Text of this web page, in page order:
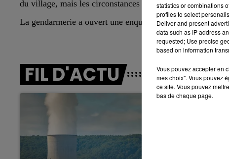
15h00 - 19h00
LE CLUB CHAMPAGNE FM
du village, mais les circonstances précises de son décès
La gendarmerie a ouvert une enquête.
FIL D'ACTU
LA POP MACHINE - CHAMPAGNE
statistics or combinations
profiles to select
Deliver and present
data such as IP address
requested; Use precise
based on information
Vous pouvez accepter en
mes choix". Vous pouvez
ce site. Vous pouvez
bas de chaque page.